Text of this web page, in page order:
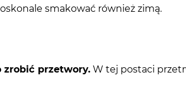
smakować również zimą.
zrobić przetwory.W tej postaci